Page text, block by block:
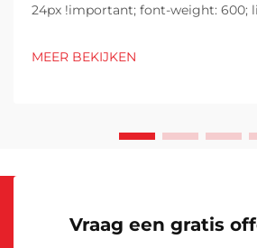
24px !important; font-weight: 600;
height: ...}
MEER BEKIJKEN
Vraag een gratis